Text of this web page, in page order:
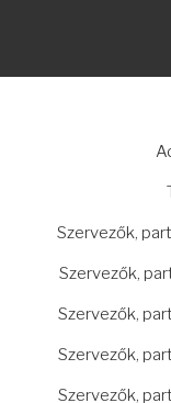
Szervezők,
Szervezők,
Szervezők,
Szervezők,
Szervezők,